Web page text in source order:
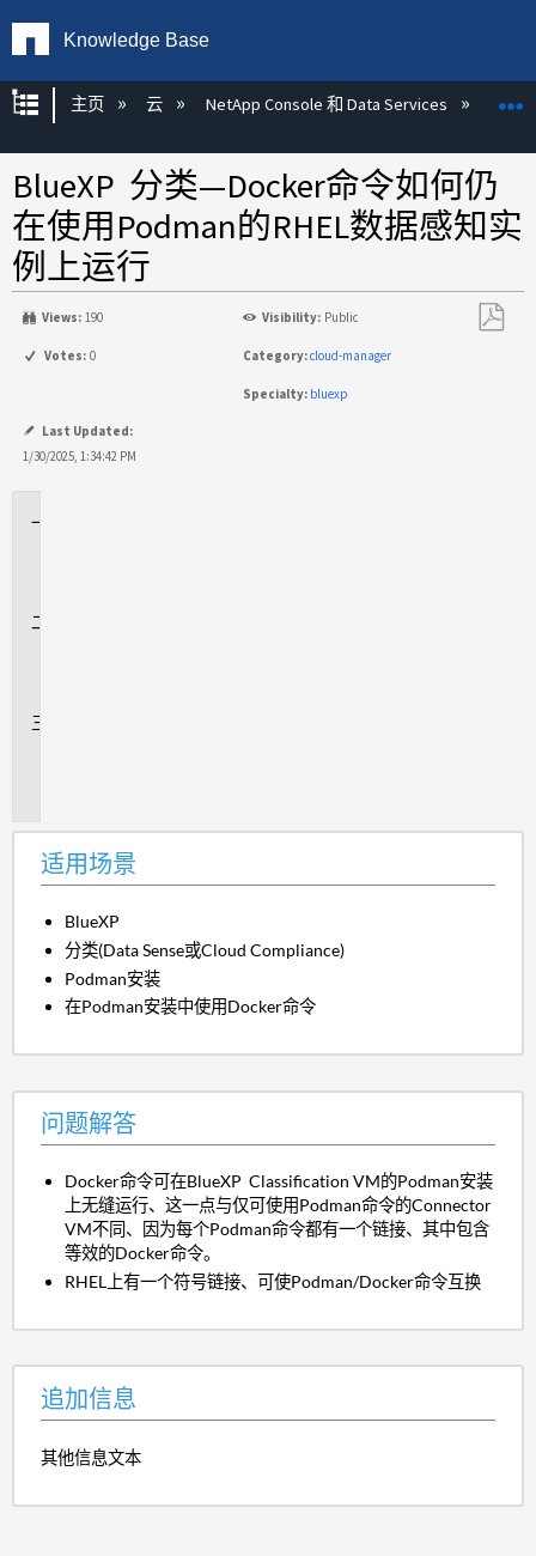
Knowledge Base
扩展/隐缩全局层次
主页 云 NetApp Console 和 Data Services
BlueXP 分类—Docker命令如何仍
在使用Podman的RHEL数据感知实
例上运行
Views: 190 Visibility: Public
Votes: 0 Category:cloud-manager
Specialty: bluexp
Last Updated:
1/30/2025, 1:34:42 PM
适用场景
BlueXP
分类(Data Sense或Cloud Compliance)
Podman安装
在Podman安装中使用Docker命令
问题解答
Docker命令可在BlueXP Classification VM的Podman安装
上无缝运行、这一点与仅可使用Podman命令的Connector
VM不同、因为每个Podman命令都有一个链接、其中包含
等效的Docker命令。
RHEL上有一个符号链接、可使Podman/Docker命令互换
追加信息
其他信息文本